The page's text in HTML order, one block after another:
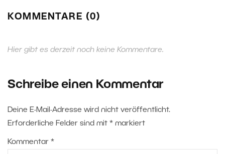
KOMMENTARE (0)
Hier gibt es derzeit noch keine Kommentare.
Schreibe einen Kommentar
Deine E-Mail-Adresse wird nicht veröffentlicht.
Erforderliche Felder sind mit * markiert
Kommentar *